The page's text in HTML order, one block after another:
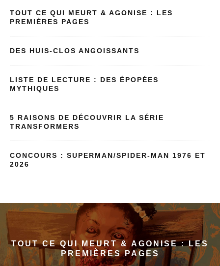
TOUT CE QUI MEURT & AGONISE : LES
PREMIÈRES PAGES
DES HUIS-CLOS ANGOISSANTS
LISTE DE LECTURE : DES ÉPOPÉES
MYTHIQUES
5 RAISONS DE DÉCOUVRIR LA SÉRIE
TRANSFORMERS
CONCOURS : SUPERMAN/SPIDER-MAN 1976 ET
2026
TOUT CE QUI MEURT & AGONISE : LES
PREMIÈRES PAGES